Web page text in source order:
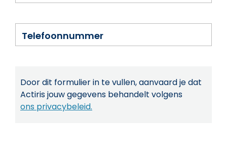
Telefoonnummer
Door dit formulier in te vullen, aanvaard je dat
Actiris jouw gegevens behandelt volgens
ons privacybeleid.